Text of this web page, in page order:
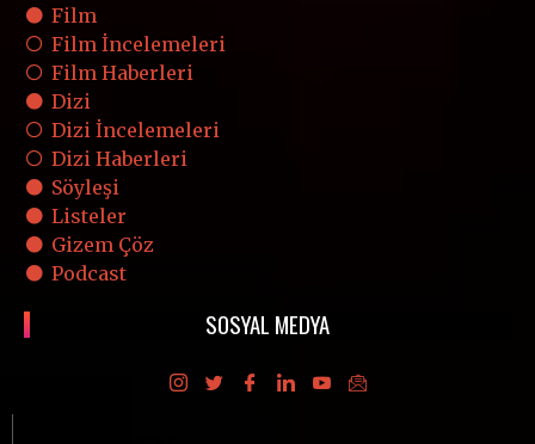
Film
Film İncelemeleri
Film Haberleri
Dizi
Dizi İncelemeleri
Dizi Haberleri
Söyleşi
Listeler
Gizem Çöz
Podcast
SOSYAL MEDYA